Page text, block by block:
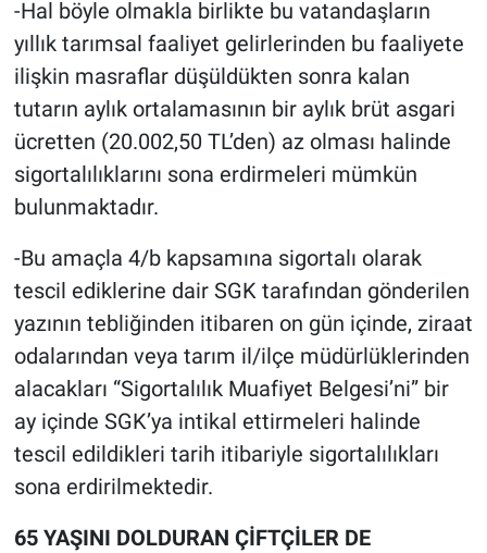
-Hal böyle olmakla birlikte bu vatandaşların
yıllık tarımsal faaliyet gelirlerinden bu faaliyete
ilişkin masraflar düşüldükten sonra kalan
tutarın aylık ortalamasının bir aylık brüt asgari
ücretten (20.002,50 TL’den) az olması halinde
sigortalılıklarını sona erdirmeleri mümkün
bulunmaktadır.
-Bu amaçla 4/b kapsamına sigortalı olarak
tescil ediklerine dair SGK tarafından gönderilen
yazının tebliğinden itibaren on gün içinde, ziraat
odalarından veya tarım il/ilçe müdürlüklerinden
alacakları “Sigortalılık Muafiyet Belgesi’ni” bir
ay içinde SGK’ya intikal ettirmeleri halinde
tescil edildikleri tarih itibariyle sigortalılıkları
sona erdirilmektedir.
65 YAŞINI DOLDURAN ÇİFTÇİLER DE